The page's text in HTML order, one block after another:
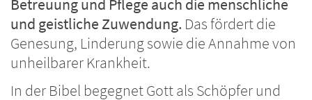
Betreuung und Pflege auch die menschliche
und geistliche Zuwendung. Das fördert die
Genesung, Linderung sowie die Annahme von
unheilbarer Krankheit.
In der Bibel begegnet Gott als Schöpfer und